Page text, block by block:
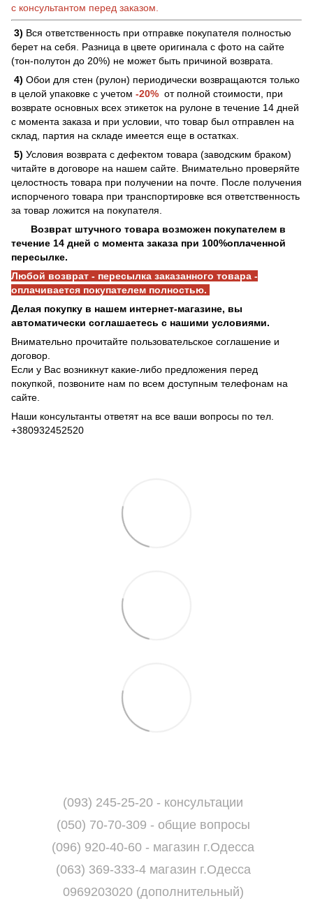
с консультантом перед заказом.
3) Вся ответственность при отправке покупателя полностью
берет на себя. Разница в цвете оригинала с фото на сайте
(тон-полутон до 20%) не может быть причиной возврата.
4) Обои для стен (рулон) периодически возвращаются только
в целой упаковке с учетом -20% от полной стоимости, при
возврате основных всех этикеток на рулоне в течение 14 дней
с момента заказа и при условии, что товар был отправлен на
склад, партия на складе имеется еще в остатках.
5) Условия возврата с дефектом товара (заводским браком)
читайте в договоре на нашем сайте. Внимательно проверяйте
целостность товара при получении на почте. После получения
испорченого товара при транспортировке вся ответственность
за товар ложится на покупателя.
Возврат штучного товара возможен покупателем в
течение 14 дней с момента заказа при 100%оплаченной
пересылке.
Любой возврат - пересылка заказанного товара -
оплачивается покупателем полностью.
Делая покупку в нашем интернет-магазине, вы
автоматически соглашаетесь с нашими условиями.
Внимательно прочитайте пользовательское соглашение и
договор.
Если у Вас возникнут какие-либо предложения перед
покупкой, позвоните нам по всем доступным телефонам на
сайте.
Наши консультанты ответят на все ваши вопросы по тел.
+380932452520
(093) 245-25-20 - консультации
(050) 70-70-309 - общие вопросы
(096) 920-40-60 - магазин г.Одесса
(063) 369-333-4 магазин г.Одесса
0969203020 (дополнительный)